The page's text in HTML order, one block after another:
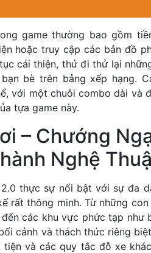
game thường bao gồm
hoặc truy cập các bản đồ
cải thiện, thử đi thử lại
bè trên bảng xếp hạng.
với một chuỗi combo dài và
tựa game này.
– Chướng
Nghệ
2.0 thực sự nổi bật với sự đa
rất thông minh. Từ những
các khu vực phức tạp
cảnh và thách thức riêng
tiện và các quy tắc đỗ xe